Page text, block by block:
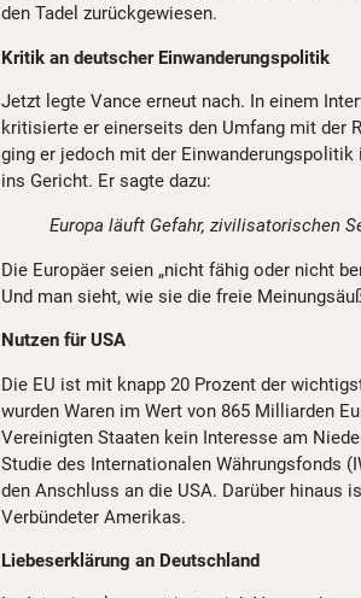
den Tadel zurückgewiesen.
Kritik an deutscher Einwanderungspolitik
Jetzt legte Vance erneut nach. In einem
kritisierte er einerseits den Umfang mit der
ging er jedoch mit der Einwanderungspolitik
ins Gericht. Er sagte dazu:
Europa läuft Gefahr, zivilisatorischen
Die Europäer seien „nicht fähig oder nicht
Und man sieht, wie sie die freie
Nutzen für USA
Die EU ist mit knapp 20 Prozent der
wurden Waren im Wert von 865 Milliarden
Vereinigten Staaten kein Interesse am
Studie des Internationalen Währungsfonds
den Anschluss an die USA. Darüber hinaus
Verbündeter Amerikas.
Liebeserklärung an Deutschland